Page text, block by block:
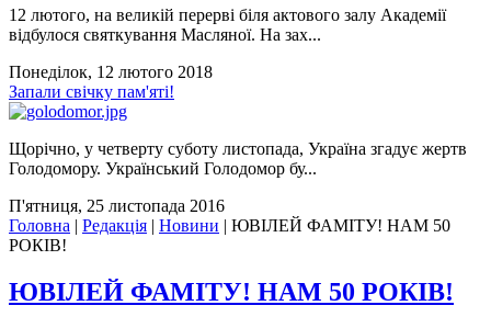
12 лютого, на великій перерві біля актового залу Академії
відбулося святкування Масляної. На зах...
Понеділок, 12 лютого 2018
Запали свічку пам'яті!
Щорічно, у четверту суботу листопада, Україна згадує жертв
Голодомору. Український Голодомор бу...
П'ятниця, 25 листопада 2016
Головна | Редакція | Новини | ЮВІЛЕЙ ФАМІТУ! НАМ 50
РОКІВ!
ЮВІЛЕЙ ФАМІТУ! НАМ 50 РОКІВ!